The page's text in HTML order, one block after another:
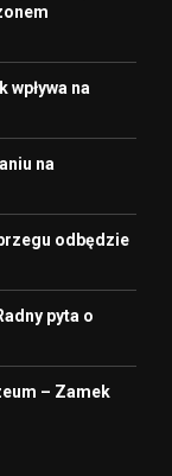
na
na
odbędzie
pyta o
– Zamek